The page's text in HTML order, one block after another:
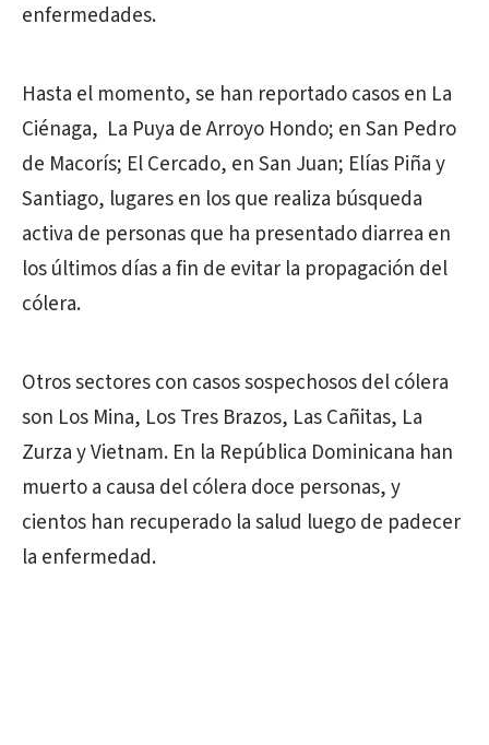
enfermedades.
Hasta el momento, se han reportado casos en La
Ciénaga, La Puya de Arroyo Hondo; en San Pedro
de Macorís; El Cercado, en San Juan; Elías Piña y
Santiago, lugares en los que realiza búsqueda
activa de personas que ha presentado diarrea en
los últimos días a fin de evitar la propagación del
cólera.
Otros sectores con casos sospechosos del cólera
son Los Mina, Los Tres Brazos, Las Cañitas, La
Zurza y Vietnam. En la República Dominicana han
muerto a causa del cólera doce personas, y
cientos han recuperado la salud luego de padecer
la enfermedad.